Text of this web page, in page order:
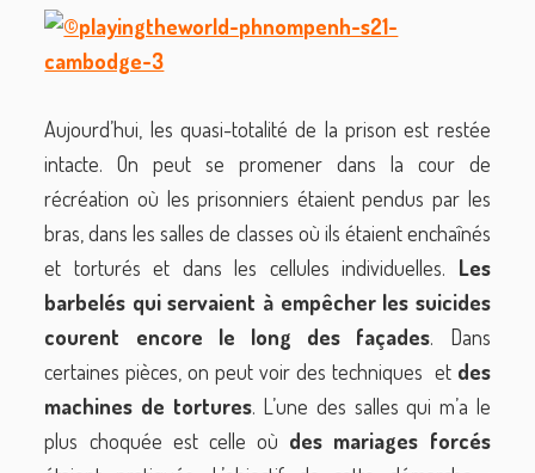
Aujourd’hui, les quasi-totalité de la prison est restée
intacte. On peut se promener dans la cour de
récréation où les prisonniers étaient pendus par les
bras, dans les salles de classes où ils étaient enchaînés
et torturés et dans les cellules individuelles. Les
barbelés qui servaient à empêcher les suicides
courent encore le long des façades. Dans
certaines pièces, on peut voir des techniques et des
machines de tortures. L’une des salles qui m’a le
plus choquée est celle où des mariages forcés